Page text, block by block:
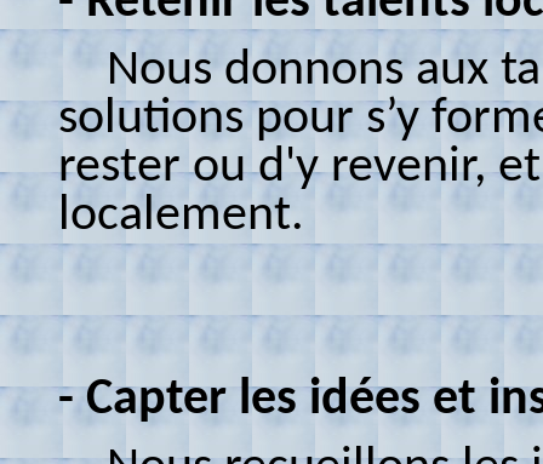
Nous donnons aux
solutions pour s’y
rester ou d'y revenir,
localement.
- Capter les idées et